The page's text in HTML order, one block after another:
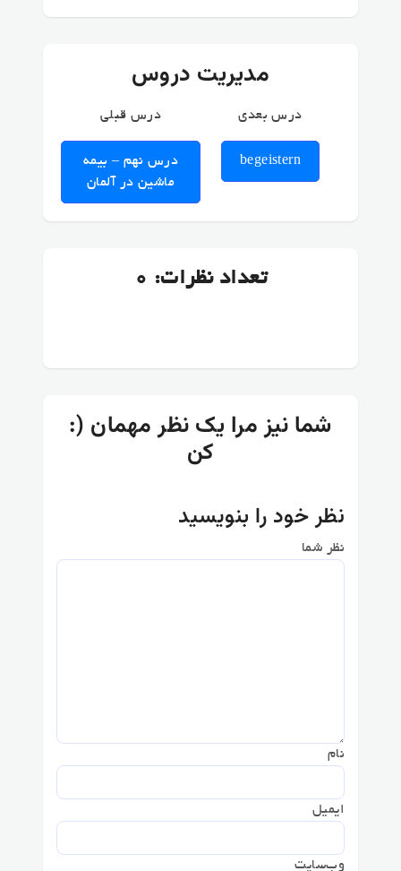
مدیریت دروس
درس قبلی
درس نهم – بیمه
ماشین در آلمان
درس بعدی
begeistern
تعداد نظرات: 0
:) شما نیز مرا یک نظر مهمان
کن
نظر خود را بنویسید
نظر شما
نام
ایمیل
وب‌سایت